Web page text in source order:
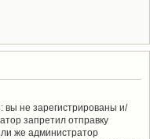
не зарегистрированы и/
запретил отправку
же администратор